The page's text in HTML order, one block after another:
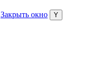
Закрыть окно